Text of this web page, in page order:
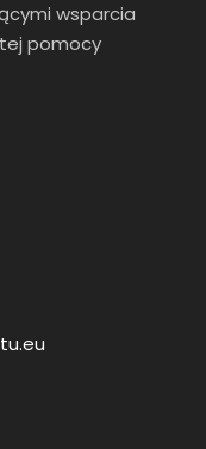
wsparcia
pomocy